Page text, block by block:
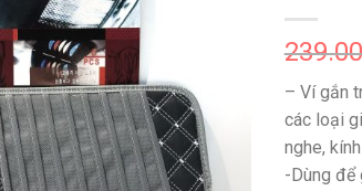
– Ví gắn
các loại
nghe,
-Dùng để